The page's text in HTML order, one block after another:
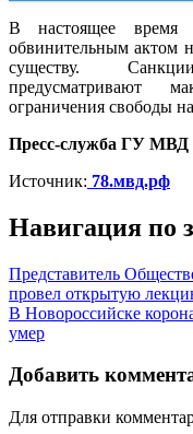
В настоящее время
обвинительным актом
существу.
предусматривают
ограничения свободы
Пресс-служба ГУ МВД
Источник: 78.мвд.рф
Навигация по
Представитель
провел открытую
В Новороссийске
умер
Добавить
Для отправки